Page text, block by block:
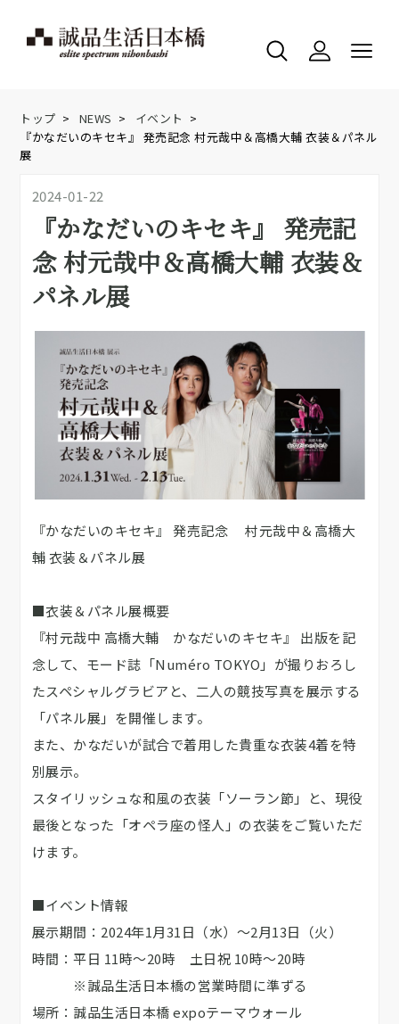
トップ > NEWS > イベント >
『かなだいのキセキ』 発売記念 村元哉中＆高橋大輔 衣装＆パネル
展
2024-01-22
『かなだいのキセキ』 発売記
念 村元哉中＆高橋大輔 衣装＆
パネル展
『かなだいのキセキ』 発売記念 村元哉中＆高橋大
輔 衣装＆パネル展
■衣装＆パネル展概要
『村元哉中 高橋大輔 かなだいのキセキ』 出版を記
念して、モード誌「Numéro TOKYO」が撮りおろし
たスペシャルグラビアと、二人の競技写真を展示する
「パネル展」を開催します。
また、かなだいが試合で着用した貴重な衣装4着を特
別展示。
スタイリッシュな和風の衣装「ソーラン節」と、現役
最後となった「オペラ座の怪人」の衣装をご覧いただ
けます。
■イベント情報
展示期間：2024年1月31日（水）～2月13日（火）
時間：平日 11時～20時 土日祝 10時～20時
※誠品生活日本橋の営業時間に準ずる
場所：誠品生活日本橋 expoテーマウォール